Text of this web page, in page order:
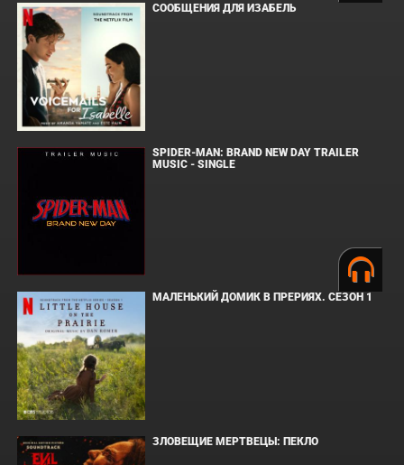
СООБЩЕНИЯ ДЛЯ ИЗАБЕЛЬ
SPIDER-MAN: BRAND NEW DAY TRAILER
MUSIC - SINGLE
МАЛЕНЬКИЙ ДОМИК В ПРЕРИЯХ. СЕЗОН 1
ЗЛОВЕЩИЕ МЕРТВЕЦЫ: ПЕКЛО